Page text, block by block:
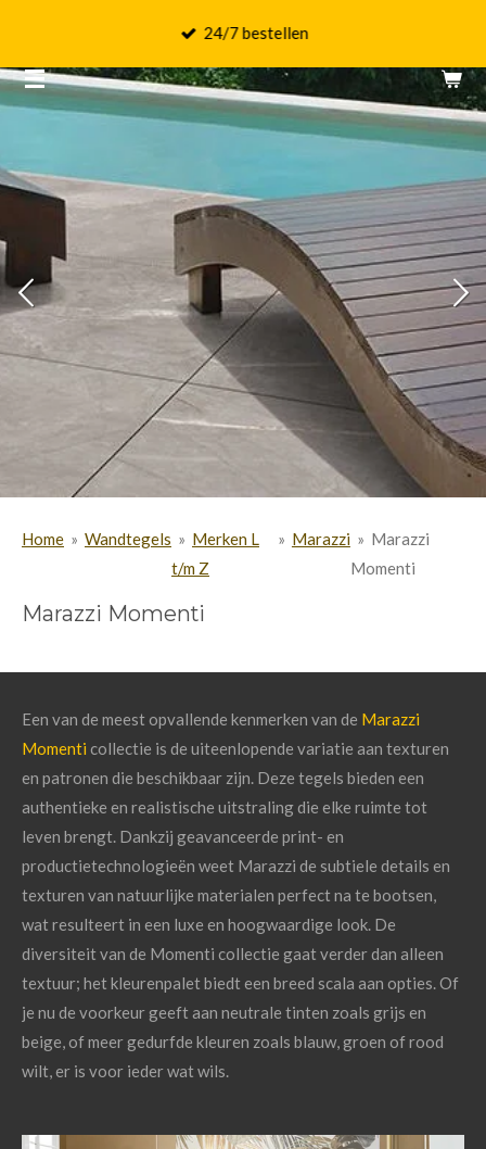
naar
de
24/7 bestellen
Home » Wandtegels » Merken L
t/m Z
» Marazzi » Marazzi
Momenti
Marazzi Momenti
Een van de meest opvallende kenmerken van de Marazzi
Momenti collectie is de uiteenlopende variatie aan texturen
en patronen die beschikbaar zijn. Deze tegels bieden een
authentieke en realistische uitstraling die elke ruimte tot
leven brengt. Dankzij geavanceerde print- en
productietechnologieën weet Marazzi de subtiele details en
texturen van natuurlijke materialen perfect na te bootsen,
wat resulteert in een luxe en hoogwaardige look. De
diversiteit van de Momenti collectie gaat verder dan alleen
textuur; het kleurenpalet biedt een breed scala aan opties. Of
je nu de voorkeur geeft aan neutrale tinten zoals grijs en
beige, of meer gedurfde kleuren zoals blauw, groen of rood
wilt, er is voor ieder wat wils.